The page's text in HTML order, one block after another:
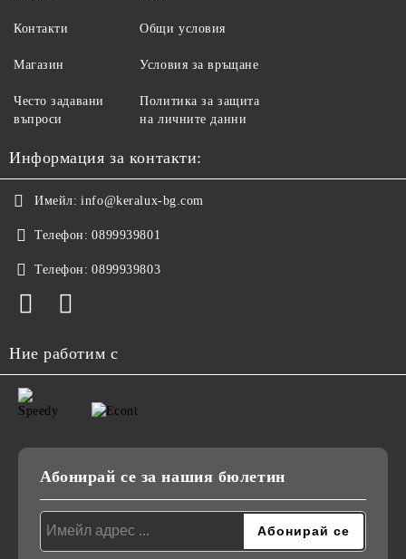
Контакти
Магазин
Често задавани
въпроси
Общи условия
Условия за връщане
Политика за защита
на личните данни
Информация за контакти:
Имейл: info@keralux-bg.com
Телефон: 0899939801
Телефон: 0899939803
Ние работим с
Абонирай се за нашия бюлетин